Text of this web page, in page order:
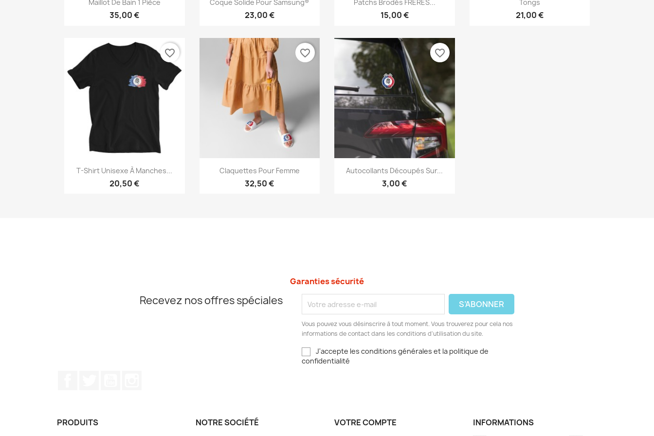
Maillot De Bain 1 Pièce
35,00 €
Coque Solide Pour Samsung®
23,00 €
Patchs Brodés FRERES...
15,00 €
Tongs
21,00 €
 Aperçu rapide
T-Shirt Unisexe À Manches...
20,50 €
favorite_border
Aperçu rapide
Claquettes Pour Femme
32,50 €
favorite_border
Aperçu rapide
Autocollants Découpés Sur...
3,00 €
favorite_border
Garanties sécurité
Recevez nos offres spéciales
Vous pouvez vous désinscrire à tout moment. Vous trouverez pour cela nos
informations de contact dans les conditions d'utilisation du site.
J'accepte les conditions générales et la politique de
confidentialité
PRODUITS NOTRE SOCIÉTÉ VOTRE COMPTE INFORMATIONS